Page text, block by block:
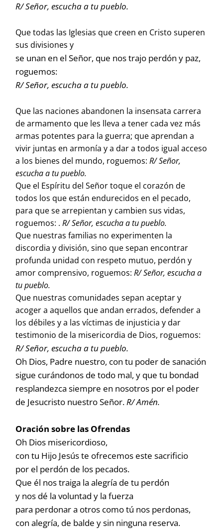
R/ Señor, escucha a tu pueblo.
Que todas las Iglesias que creen en Cristo superen
sus divisiones y
se unan en el Señor, que nos trajo perdón y paz,
roguemos:
R/ Señor, escucha a tu pueblo.
Que las naciones abandonen la insensata carrera
de armamento que les lleva a tener cada vez más
armas potentes para la guerra; que aprendan a
vivir juntas en armonía y a dar a todos igual acceso
a los bienes del mundo, roguemos:R/ Señor,
escucha a tu pueblo.
Que el Espíritu del Señor toque el corazón de
todos los que están endurecidos en el pecado,
para que se arrepientan y cambien sus vidas,
roguemos: .R/ Señor, escucha a tu pueblo.
Que nuestras familias no experimenten la
discordia y división, sino que sepan encontrar
profunda unidad con respeto mutuo, perdón y
amor comprensivo, roguemos:R/ Señor, escucha a
tu pueblo.
Que nuestras comunidades sepan aceptar y
acoger a aquellos que andan errados, defender a
los débiles y a las víctimas de injusticia y dar
testimonio de la misericordia de Dios, roguemos:
R/ Señor, escucha a tu pueblo.
Oh Dios, Padre nuestro, con tu poder de sanación
sigue curándonos de todo mal, y que tu bondad
resplandezca siempre en nosotros por el poder
de Jesucristo nuestro Señor.R/ Amén.
Oración sobre las Ofrendas
Oh Dios misericordioso,
con tu Hijo Jesús te ofrecemos este sacrificio
por el perdón de los pecados.
Que él nos traiga la alegría de tu perdón
y nos dé la voluntad y la fuerza
para perdonar a otros como tú nos perdonas,
con alegría, de balde y sin ninguna reserva.